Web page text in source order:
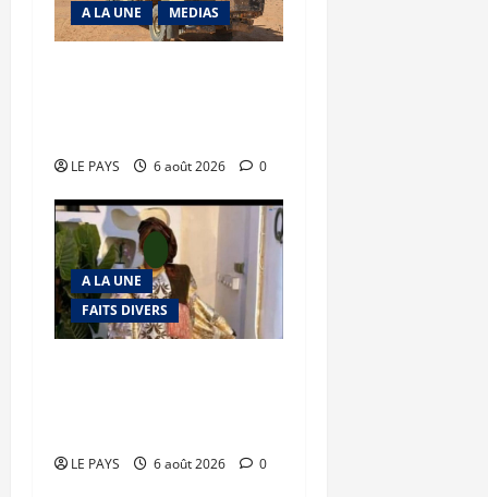
A LA UNE MEDIAS
LE PAYS 6 août 2026 0
A LA UNE
FAITS DIVERS
LE PAYS 6 août 2026 0